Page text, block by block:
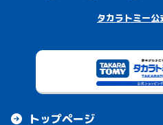
タカラトミー公
トップページ